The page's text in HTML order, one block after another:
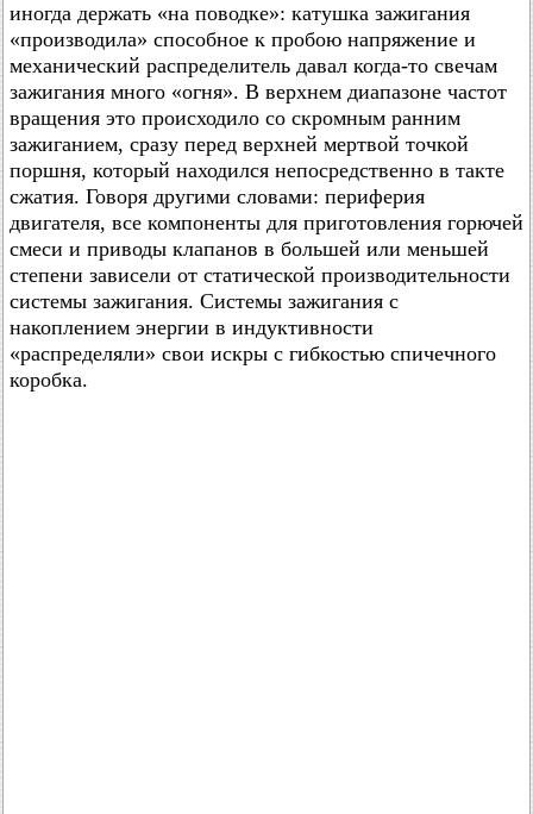
иногда держать «на поводке»: катушка зажигания
«производила» способное к пробою напряжение и
механический распределитель давал когда-то свечам
зажигания много «огня». В верхнем диапазоне частот
вращения это происходило со скромным ранним
зажиганием, сразу перед верхней мертвой точкой
поршня, который находился непосредственно в такте
сжатия. Говоря другими словами: периферия
двигателя, все компоненты для приготовления горючей
смеси и приводы клапанов в большей или меньшей
степени зависели от статической производительности
системы зажигания. Системы зажигания с
накоплением энергии в индуктивности
«распределяли» свои искры с гибкостью спичечного
коробка.